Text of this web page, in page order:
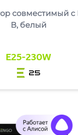
совместимый с
В, белый
E25-230W
25